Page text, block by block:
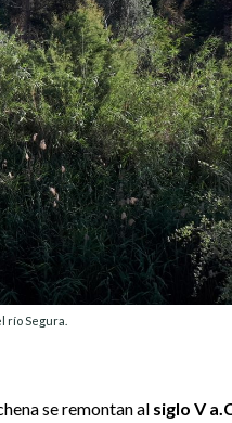
Segura.
se remontan al siglo V